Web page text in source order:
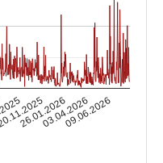
26.01.2026
03.04.2026
09.06.2026